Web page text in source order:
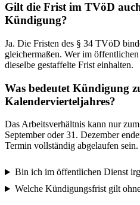
Gilt die Frist im TVöD
Kündigung?
Ja. Die Fristen des § 34 TVöD
gleichermaßen. Wer im
dieselbe gestaffelte Frist einhalten.
Was bedeutet Kündigung
Kalendervierteljahres?
Das Arbeitsverhältnis kann nur
September oder 31. Dezember
Termin vollständig abgelaufen sein.
Bin ich im öffentlichen Dienst
Welche Kündigungsfrist gilt